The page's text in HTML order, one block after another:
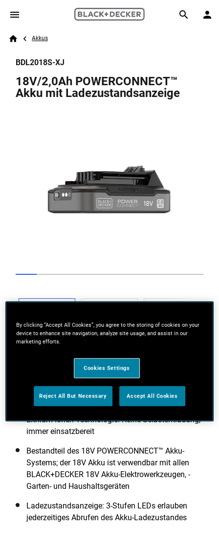
Skip to main content
Search
Breadcrumb
Akkus
Previous
BDL2018S-XJ
18V/2,0Ah POWERCONNECT™
Akku mit Ladezustandsanzeige
Lithium-Ionen Technologie: Keine Selbstentladung,
immer einsatzbereit
Bestandteil des 18V POWERCONNECT™ Akku-
Systems; der 18V Akku ist verwendbar mit allen
BLACK+DECKER 18V Akku-Elektrowerkzeugen, -
Garten- und Haushaltsgeräten
Ladezustandsanzeige: 3-Stufen LEDs erlauben
jederzeitiges Abrufen des Akku-Ladezustandes
By clicking “Accept All Cookies”, you agree to the storing of cookies on your
device to enhance site navigation, analyze site usage, and assist in our
marketing efforts.
Cookies Settings
Reject All But Necessary Accept All Cookies